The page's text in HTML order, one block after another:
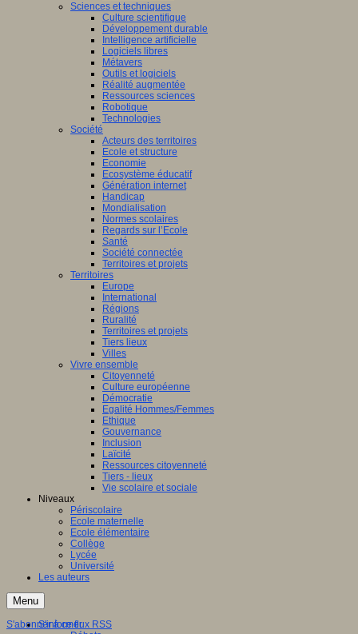
Sciences et techniques
Culture scientifique
Développement durable
Intelligence artificielle
Logiciels libres
Métavers
Outils et logiciels
Réalité augmentée
Ressources sciences
Robotique
Technologies
Société
Acteurs des territoires
Ecole et structure
Economie
Ecosystème éducatif
Génération internet
Handicap
Mondialisation
Normes scolaires
Regards sur l’Ecole
Santé
Société connectée
Territoires et projets
Territoires
Europe
International
Régions
Ruralité
Territoires et projets
Tiers lieux
Villes
Vivre ensemble
Citoyenneté
Culture européenne
Démocratie
Egalité Hommes/Femmes
Ethique
Gouvernance
Inclusion
Laïcité
Ressources citoyenneté
Tiers - lieux
Vie scolaire et sociale
Niveaux
Périscolaire
Ecole maternelle
Ecole élémentaire
Collège
Lycée
Université
Les auteurs
Menu
S'informer
S'abonner à ce flux RSS